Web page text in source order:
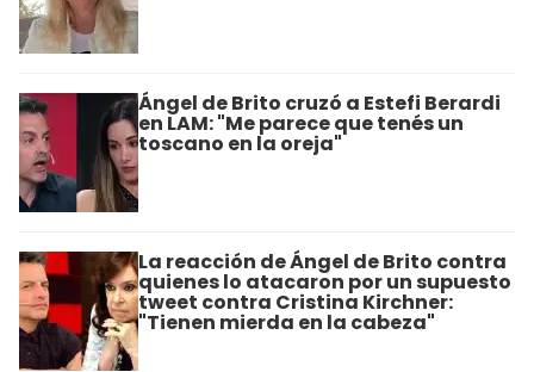
Ángel de Brito cruzó a Estefi Berardi
en LAM: "Me parece que tenés un
toscano en la oreja"
La reacción de Ángel de Brito contra
quienes lo atacaron por un supuesto
tweet contra Cristina Kirchner:
"Tienen mierda en la cabeza"